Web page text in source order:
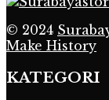
© 2024
Make History
KATEGORI